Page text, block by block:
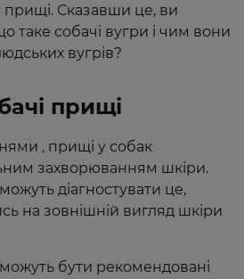
Сказавши це, ви
таке собачі вугри і чим вони
вугрів?
прищі
, прищі у собак
захворюванням шкіри.
діагностувати це,
на зовнішній вигляд шкіри
бути рекомендовані